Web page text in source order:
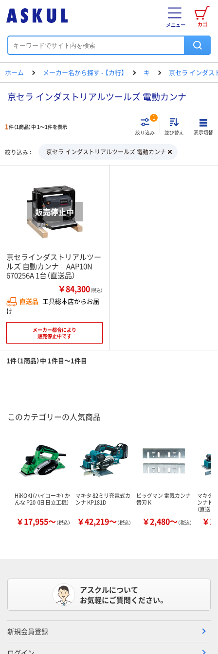
カゴ
メニュー
ホーム メーカー名から探す - 【カ行】 キ 京セラ インダス
京セラ インダストリアルツールズ 電動カンナ
1件（1商品）中 1～1件を表示
絞り込み
1
並び替え 表示切替
絞り込み 京セラ インダストリアルツールズ 電動カンナ
京セラインダストリアルツー
ルズ 自動カンナ AAP10N
670256A 1台（直送品）
￥84,300（税込）
直送品 工具総本店からお届
け
メーカー都合により
販売停止中です
1件（1商品）中 1件目～1件目
このカテゴリーの人気商品
HiKOKI（ハイコーキ） か
んな P20 （旧 日立工機）
￥17,955～（税込）
マキタ 82ミリ充電式カ
ンナ KP181D
￥42,219～（税込）
ビッグマン 電気カンナ
替刃 K
￥2,480～（税込）
マキタ
ンナ
（直送…
￥
アスクルについて
お気軽にご質問ください。
新規会員登録